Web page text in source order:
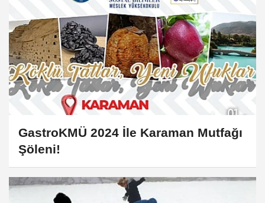
GastroKMÜ 2024 İle Karaman Mutfağı
Şöleni!